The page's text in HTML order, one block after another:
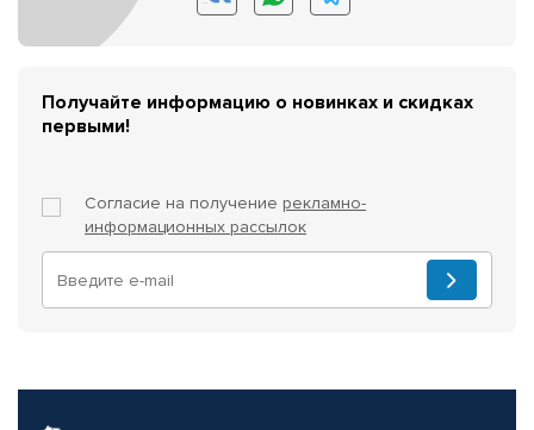
Получайте информацию о новинках и скидках
первыми!
Согласие на получение рекламно-
информационных рассылок